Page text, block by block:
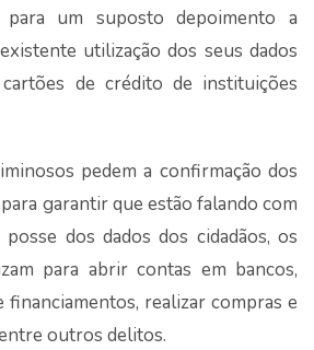
para um suposto depoimento a
utilização dos seus dados
de crédito de instituições
pedem a confirmação dos
garantir que estão falando com
dos dados dos cidadãos, os
para abrir contas em bancos,
realizar compras e
outros delitos.